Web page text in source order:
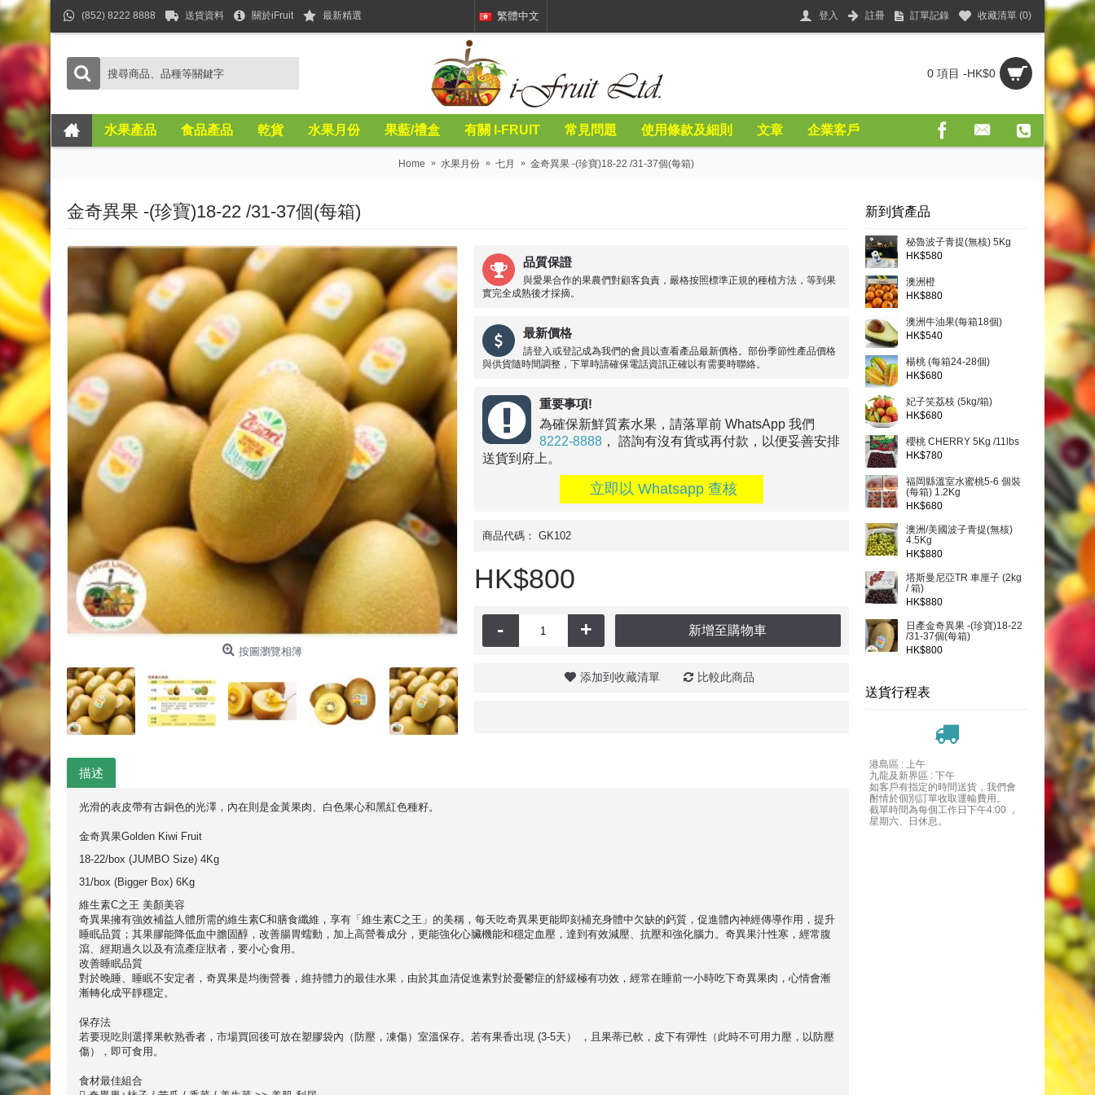
(852) 8222 8888 送貨資料 關於iFruit 最新精選 繁體中文 登入 註冊 訂單記錄 收藏清單 (0)
0 項目 -HK$0
水果產品 食品產品 乾貨 水果月份 果藍/禮盒 有關 I-FRUIT 常見問題 使用條款及細則 文章 企業客戶
Home 水果月份 七月 金奇異果 -(珍寶)18-22 /31-37個(每箱)
新到貨產品
秘魯波子青提(無核) 5Kg
HK$580
澳洲橙
HK$880
澳洲牛油果(每箱18個)
HK$540
楊桃 (每箱24-28個)
HK$680
妃子笑荔枝 (5kg/箱)
HK$680
櫻桃 CHERRY 5Kg /11lbs
HK$780
福岡縣溫室水蜜桃5-6 個裝
(每箱) 1.2Kg
HK$680
澳洲/美國波子青提(無核)
4.5Kg
HK$880
塔斯曼尼亞TR 車厘子 (2kg
/ 箱)
HK$880
日產金奇異果 -(珍寶)18-22
/31-37個(每箱)
HK$800
送貨行程表
港島區 : 上午
九龍及新界區 : 下午
如客戶有指定的時間送貨，我們會
酎情於個別訂單收取運輸費用。
截單時間為每個工作日下午4:00 ，
星期六、日休息。
金奇異果 -(珍寶)18-22 /31-37個(每箱)
按圖瀏覽相簿
品質保證
與愛果合作的果農們對顧客負責，嚴格按照標準正規的種植方法，等到果
實完全成熟後才採摘。
最新價格
請登入或登記成為我們的會員以查看產品最新價格。部份季節性產品價格
與供貨隨時間調整，下單時請確保電話資訊正確以有需要時聯絡。
重要事項!
為確保新鮮質素水果，請落單前 WhatsApp 我們
8222-8888 ， 諮詢有沒有貨或再付款，以便妥善安排
送貨到府上。
立即以 Whatsapp 查核
商品代碼： GK102
HK$800
- + 新增至購物車
添加到收藏清單 比較此商品
描述
光滑的表皮帶有古銅色的光澤，內在則是金黃果肉、白色果心和黑紅色種籽。
金奇異果Golden Kiwi Fruit
18-22/box (JUMBO Size) 4Kg
31/box (Bigger Box) 6Kg
維生素C之王 美顏美容
奇異果擁有強效補益人體所需的維生素C和膳食纖維，享有「維生素C之王」的美稱，每天吃奇異果更能即刻補充身體中欠缺的鈣質，促進體內神經傳導作用，提升
睡眠品質；其果膠能降低血中膽固醇，改善腸胃蠕動，加上高營養成分，更能強化心臟機能和穩定血壓，達到有效減壓、抗壓和強化腦力。奇異果汁性寒，經常腹
瀉、經期過久以及有流產症狀者，要小心食用。
改善睡眠品質
對於晚睡、睡眠不安定者，奇異果是均衡營養，維持體力的最佳水果，由於其血清促進素對於憂鬱症的舒緩極有功效，經常在睡前一小時吃下奇異果肉，心情會漸
漸轉化成平靜穩定。
保存法
若要現吃則選擇果軟熟香者，市場買回後可放在塑膠袋內（防壓，凍傷）室溫保存。若有果香出現 (3-5天） ，且果蒂已軟，皮下有彈性（此時不可用力壓，以防壓
傷），即可食用。
食材最佳組合